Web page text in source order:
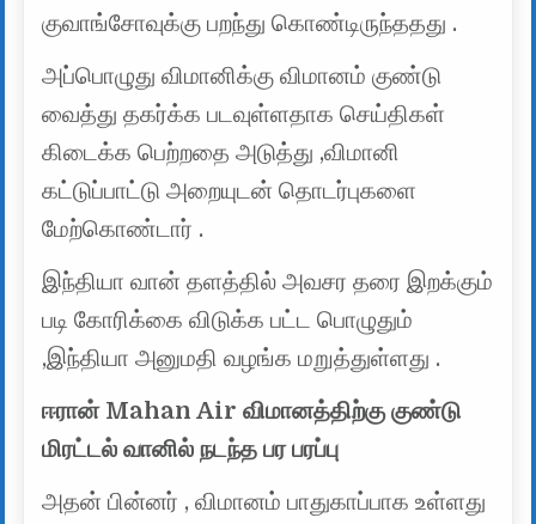
குவாங்சோவுக்கு பறந்து கொண்டிருந்ததது .
அப்பொழுது விமானிக்கு விமானம் குண்டு
வைத்து தகர்க்க படவுள்ளதாக செய்திகள்
கிடைக்க பெற்றதை அடுத்து ,விமானி
கட்டுப்பாட்டு அறையுடன் தொடர்புகளை
மேற்கொண்டார் .
இந்தியா வான் தளத்தில் அவசர தரை இறக்கும்
படி கோரிக்கை விடுக்க பட்ட பொழுதும்
,இந்தியா அனுமதி வழங்க மறுத்துள்ளது .
ஈரான் Mahan Air விமானத்திற்கு குண்டு
மிரட்டல் வானில் நடந்த பர பரப்பு
அதன் பின்னர் , விமானம் பாதுகாப்பாக உள்ளது